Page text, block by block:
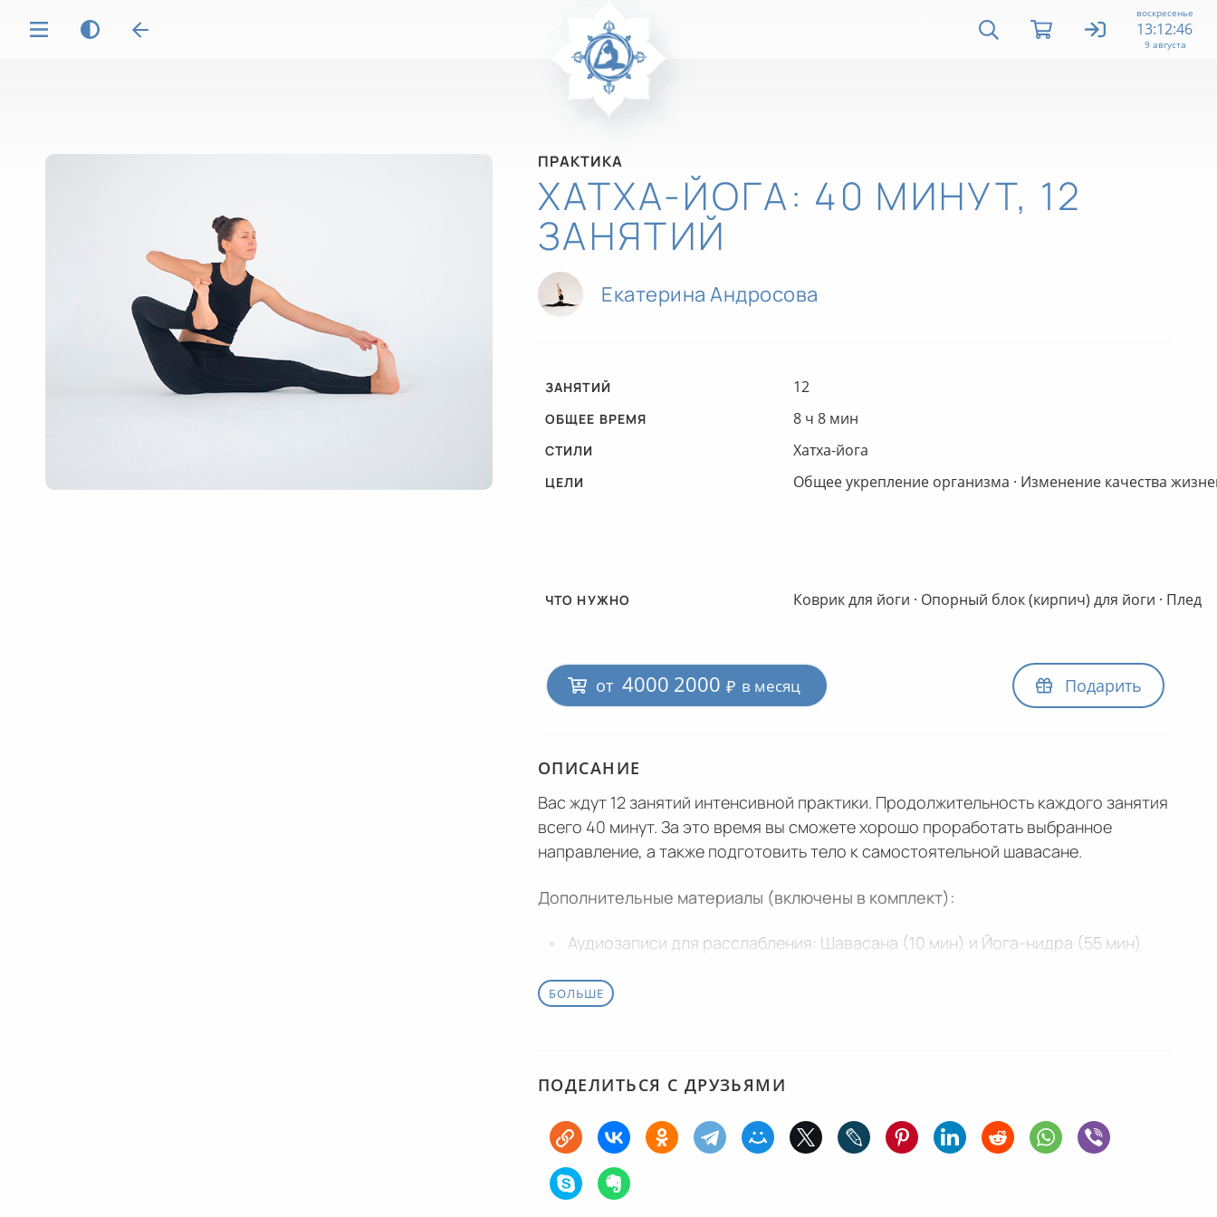
воскресенье
13:12:47
9 августа
ПРАКТИКА
ХАТХА-ЙОГА: 40 МИНУТ, 12
ЗАНЯТИЙ
Екатерина Андросова
ЗАНЯТИЙ 12
ОБЩЕЕ ВРЕМЯ 8 ч 8 мин
CТИЛИ Хатха-йога
ЦЕЛИ Общее укрепление организма · Изменение качества
ЧТО НУЖНО Коврик для йоги · Опорный блок (кирпич) для йоги · Плед
от 4000 2000 ₽ в месяц Подарить
ОПИСАНИЕ
Вас ждут 12 занятий интенсивной практики. Продолжительность каждого занятия
всего 40 минут. За это время вы сможете хорошо проработать выбранное
направление, а также подготовить тело к самостоятельной шавасане.
Дополнительные материалы (включены в комплект):
Аудиозаписи для расслабления: Шавасана (10 мин) и Йога-нидра (55 мин)
БОЛЬШЕ
ПОДЕЛИТЬСЯ С ДРУЗЬЯМИ